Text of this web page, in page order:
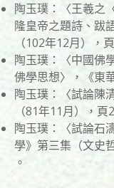
陶玉璞：〈王羲之
隆皇帝之題詩、跋
（102年12月），
陶玉璞：〈中國佛
佛學思想〉，《東
陶玉璞：〈試論陳
（81年11月），頁
陶玉璞：〈試論石
學》第三集（文史
。